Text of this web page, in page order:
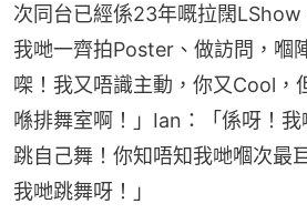
次同台已經係23年嘅拉闊LShow
我哋一齊拍Poster、做訪問，嗰
㗎！我又唔識主動，你又Cool，
喺排舞室啊！」Ian：「係呀！
跳自己舞！你知唔知我哋嗰次最
我哋跳舞呀！」